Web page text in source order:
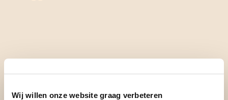
Wij willen onze website graag verbeteren
Inloggen op